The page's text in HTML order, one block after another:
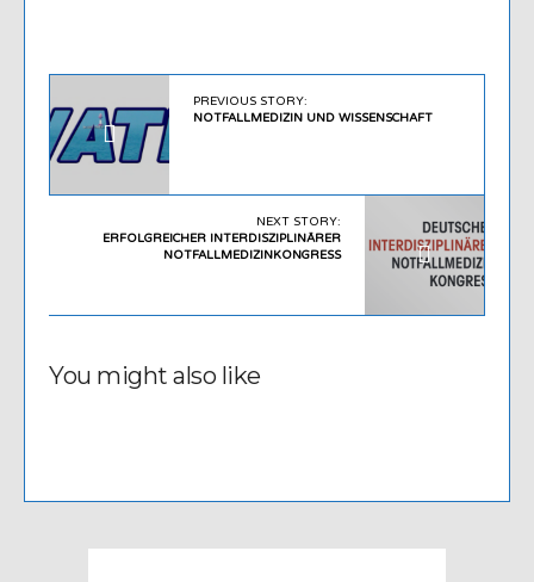
PREVIOUS STORY:
NOTFALLMEDIZIN UND WISSENSCHAFT
NEXT STORY:
ERFOLGREICHER INTERDISZIPLINÄRER
NOTFALLMEDIZINKONGRESS
You might also like